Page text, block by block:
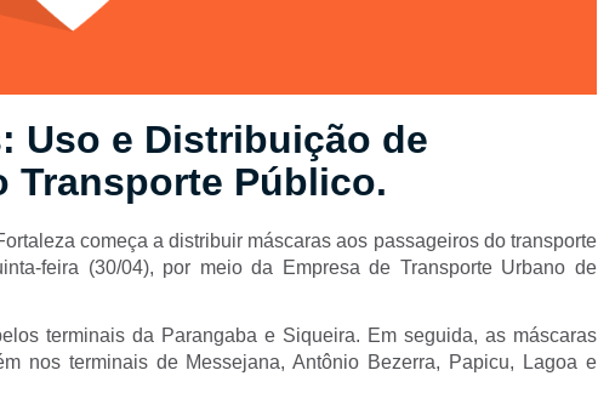
Uso e Distribuição de
Transporte Público.
começa a distribuir máscaras aos passageiros do transporte
feira (30/04), por meio da Empresa de Transporte Urbano de
terminais da Parangaba e Siqueira. Em seguida, as máscaras
nos terminais de Messejana, Antônio Bezerra, Papicu, Lagoa e